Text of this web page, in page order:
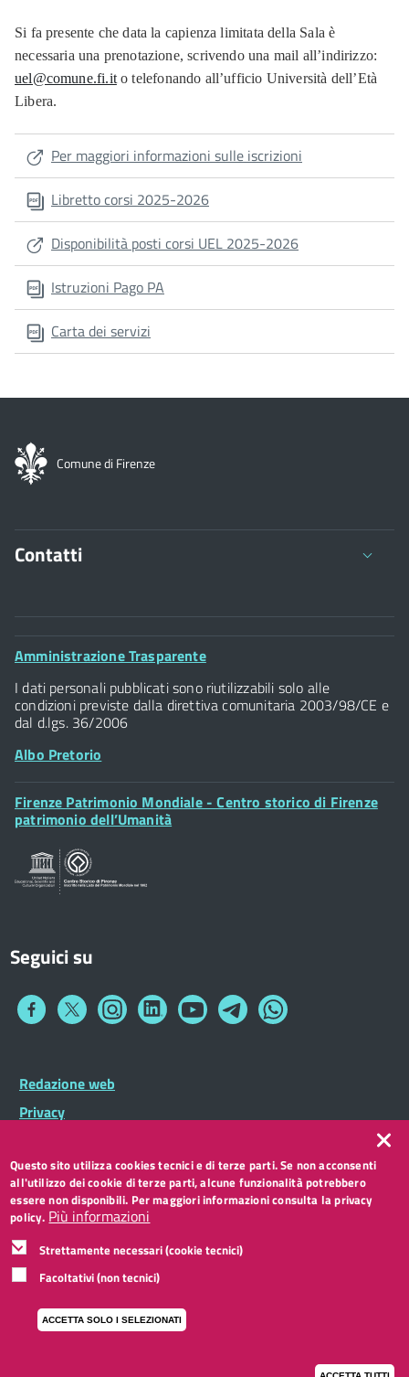
Si fa presente che data la capienza limitata della Sala è
necessaria una prenotazione, scrivendo una mail all’indirizzo:
uel@comune.fi.ito telefonando all’ufficio Università dell’Età
Libera.
Per maggiori informazioni sulle iscrizioni
Libretto corsi 2025-2026
Disponibilità posti corsi UEL 2025-2026
Istruzioni Pago PA
Carta dei servizi
Comune di Firenze
Contatti
Comune di Firenze
Palazzo Vecchio
Piazza della Signoria - 50122, Firenze
P.IVA 01307110484
Posta Elettronica Certificata
Footer
Amministrazione Trasparente
I dati personali pubblicati sono riutilizzabili solo alle
condizioni previste dalla direttiva comunitaria 2003/98/CE e
dal d.lgs. 36/2006
Albo Pretorio
Footer
Widget
Firenze Patrimonio Mondiale - Centro storico di Firenze
patrimonio dell’Umanità
Seguici su
Collegamento
Collegamento
a
Collegamento
a
Collegamento
a
Collegamento
a
Collegamento
a
Collegamento
a
Footer
Widget
Footer
menu
Redazione web
Privacy
Accessibilità
CC BY 3.0 IT
Questo sito utilizza cookies tecnici e di terze parti. Se non acconsenti
all'utilizzo dei cookie di terze parti, alcune funzionalità potrebbero
essere non disponibili. Per maggiori informazioni consulta la privacy
policy. Più informazioni
Strettamente necessari (cookie tecnici)
Facoltativi (non tecnici)
ACCETTA SOLO I SELEZIONATI